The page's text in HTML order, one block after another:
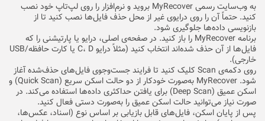
به وب‌سایت رسمی MyRecover بروید و نرم‌افزار را روی لپ‌تاپ خود نصب
کنید. حتماً آن را روی درایوی غیر از محل حذف فایل‌ها نصب کنید تا از
بازنویسی داده‌ها جلوگیری شود.
برنامه MyRecover را باز کنید. در صفحه‌ی اصلی، درایو یا پارتیشنی را که
فایل‌ها از آن حذف شده‌اند انتخاب کنید (مثلاً درایو C، D یا کارت حافظه/USB
خارجی).
روی دکمه‌ی Scan کلیک کنید تا فرایند جست‌وجوی فایل‌های حذف‌شده آغاز
شود. MyRecover به‌صورت خودکار از دو حالت اسکن سریع (Quick Scan) و
اسکن عمیق (Deep Scan) برای یافتن حداکثری داده‌ها استفاده می‌کند. در
صورت نیاز می‌توانید حالت اسکن عمیق را به‌صورت دستی فعال کنید.
پس از پایان اسکن، فایل‌های قابل بازیابی بر اساس نوع (اسناد، عکس‌ها،